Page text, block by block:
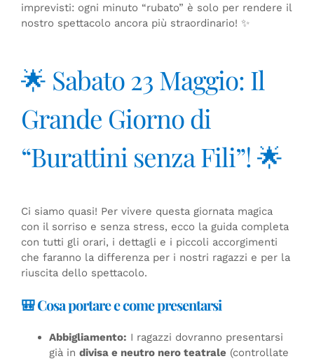
imprevisti: ogni minuto “rubato” è solo per rendere il
nostro spettacolo ancora più straordinario! ✨
🌟 Sabato 23 Maggio: Il
Grande Giorno di
“Burattini senza Fili”! 🌟
Ci siamo quasi! Per vivere questa giornata magica
con il sorriso e senza stress, ecco la guida completa
con tutti gli orari, i dettagli e i piccoli accorgimenti
che faranno la differenza per i nostri ragazzi e per la
riuscita dello spettacolo.
🎒 Cosa portare e come presentarsi
Abbigliamento: I ragazzi dovranno presentarsi
già in divisa e neutro nero teatrale (controllate